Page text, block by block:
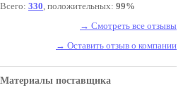
Всего: 330, положительных: 99%
→ Смотреть все отзывы
→ Оставить отзыв о компании
Материалы поставщика